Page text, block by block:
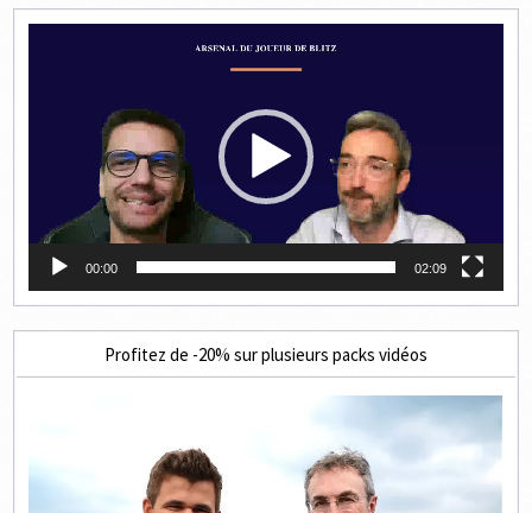
00:00 02:09
Profitez de -20% sur plusieurs packs vidéos